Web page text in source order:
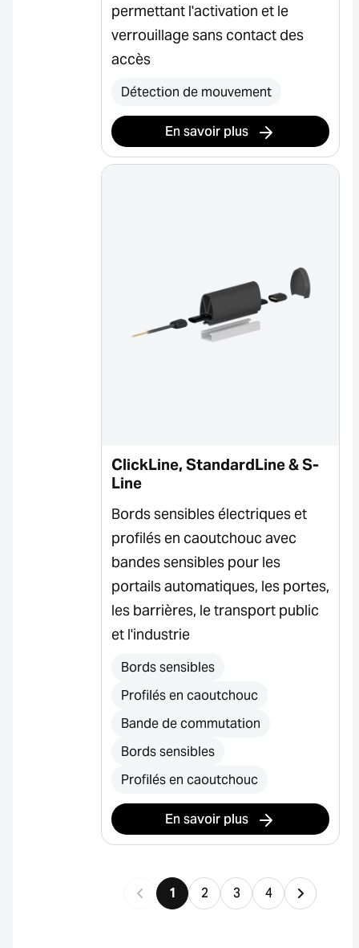
permettant l'activation et le
verrouillage sans contact des
accès
Détection de mouvement
En savoir plus
ClickLine, StandardLine & S-
Line
Bords sensibles électriques et
profilés en caoutchouc avec
bandes sensibles pour les
portails automatiques, les portes,
les barrières, le transport public
et l'industrie
Bords sensibles
Profilés en caoutchouc
Bande de commutation
Bords sensibles
Profilés en caoutchouc
En savoir plus
1 2 3 4